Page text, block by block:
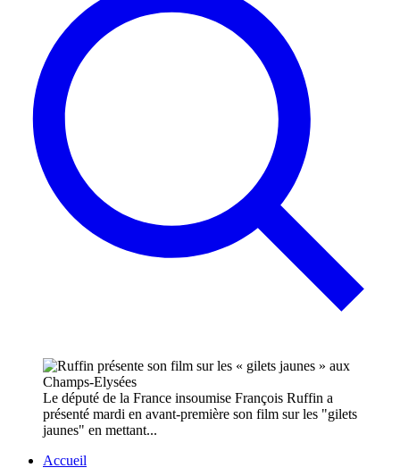
Le député de la France insoumise François Ruffin a
présenté mardi en avant-première son film sur les "gilets
jaunes" en mettant...
Accueil